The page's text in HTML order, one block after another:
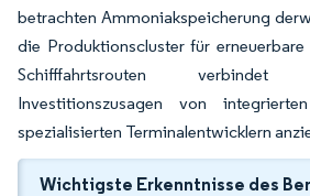
betrachten Ammoniakspeicherung
die Produktionscluster für
Schifffahrtsrouten
Investitionszusagen von
spezialisierten Terminalentwicklern
Wichtigste Erkenntnisse des